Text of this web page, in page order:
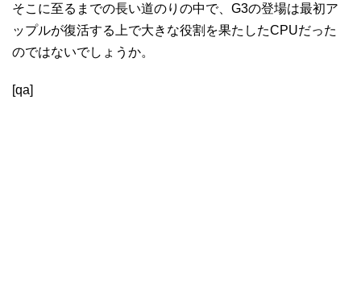
そこに至るまでの長い道のりの中で、G3の登場は最初ア
ップルが復活する上で大きな役割を果たしたCPUだった
のではないでしょうか。
[qa]